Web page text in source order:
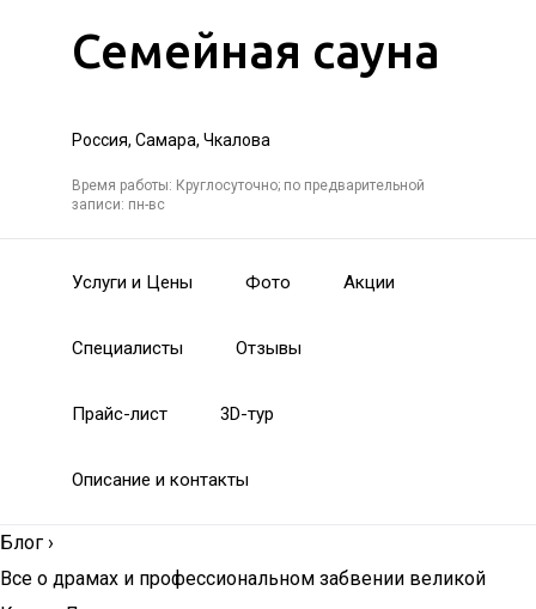
Семейная сауна
Россия, Самара, Чкалова
Время работы: Круглосуточно; по предварительной
записи: пн-вс
Услуги и Цены Фото Акции
Специалисты Отзывы
Прайс-лист 3D-тур
Описание и контакты
Блог ›
Все о драмах и профессиональном забвении великой